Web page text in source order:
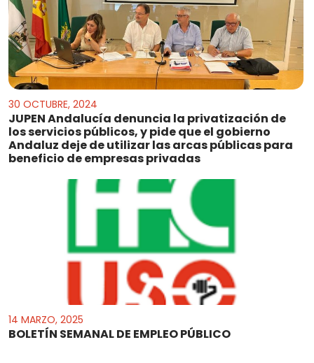
30 OCTUBRE, 2024
JUPEN Andalucía denuncia la privatización de
los servicios públicos, y pide que el gobierno
Andaluz deje de utilizar las arcas públicas para
beneficio de empresas privadas
14 MARZO, 2025
BOLETÍN SEMANAL DE EMPLEO PÚBLICO